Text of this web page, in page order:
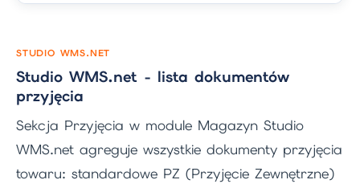
STUDIO WMS.NET
Studio WMS.net - lista dokumentów
przyjęcia
Sekcja Przyjęcia w module Magazyn Studio
WMS.net agreguje wszystkie dokumenty przyjęcia
towaru: standardowe PZ (Przyjęcie Zewnętrzne)